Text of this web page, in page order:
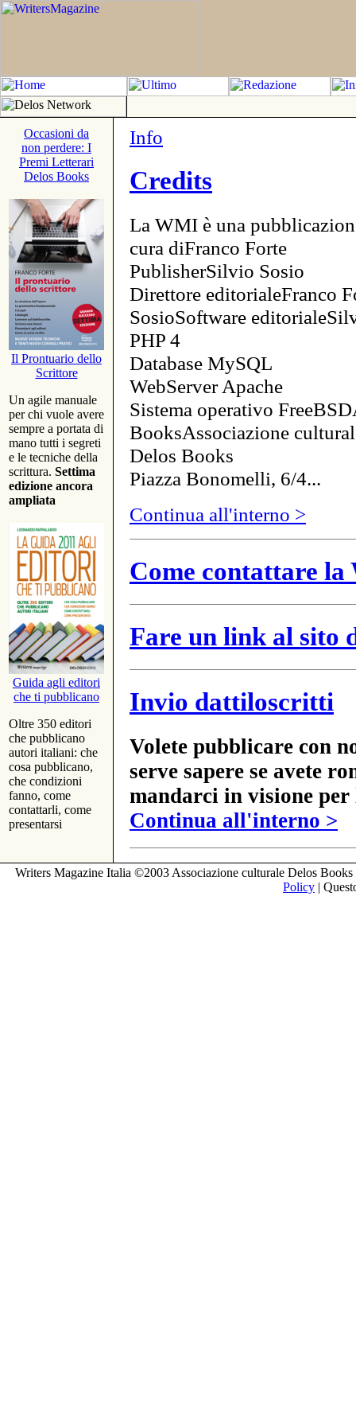
Occasioni da
non perdere: I
Premi Letterari
Delos Books
Il Prontuario dello
Scrittore
Un agile manuale
per chi vuole avere
sempre a portata di
mano tutti i segreti
e le tecniche della
scrittura. Settima
edizione ancora
ampliata
Guida agli editori
che ti pubblicano
Oltre 350 editori
che pubblicano
autori italiani: che
cosa pubblicano,
che condizioni
fanno, come
contattarli, come
presentarsi
Info
Credits
La WMI è una
cura diFranco Forte
PublisherSilvio Sosio
Direttore editorialeFranco
SosioSoftware
PHP 4
Database MySQL
WebServer Apache
Sistema operativo
BooksAssociazione
Delos Books
Piazza Bonomelli, 6/4...
Continua all'interno >
Come contattare
Fare un link al sito
Invio dattiloscritti
Volete pubblicare con
serve sapere se avete
mandarci in visione
Continua all'interno >
Writers Magazine Italia ©2003 Associazione culturale Delos
Policy |